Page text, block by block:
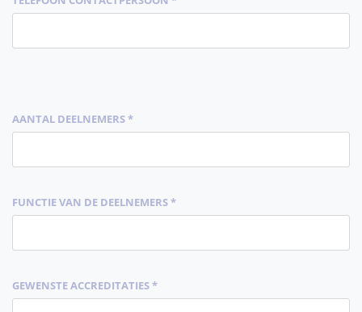
AANTAL DEELNEMERS *
FUNCTIE VAN DE DEELNEMERS *
GEWENSTE ACCREDITATIES *